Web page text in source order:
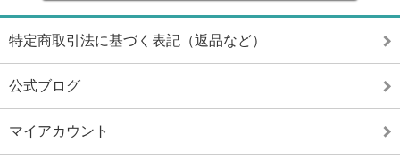
特定商取引法に基づく表記（返品など）
公式ブログ
マイアカウント